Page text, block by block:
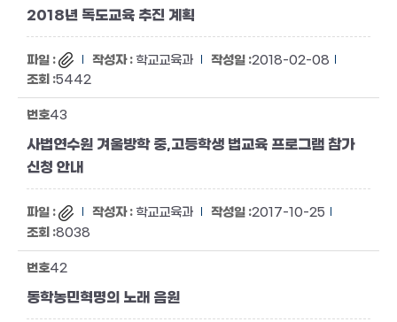
2018년 독도교육 추진 계획
학교교육과
2018-02-08
5442
43
사법연수원 겨울방학 중,고등학생 법교육 프로그램 참가
신청 안내
학교교육과
2017-10-25
8038
42
동학농민혁명의 노래 음원